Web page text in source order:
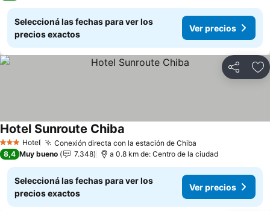
Seleccioná las fechas para ver los
precios exactos
Ver precios
Compartir
3 Estrellas
Hotel Conexión directa con la estación de Chiba
Hotel Sunroute Chiba
8,4 Muy bueno 7.348 a 0.8 km de: Centro de la ciudad
Seleccioná las fechas para ver los
precios exactos
Ver precios